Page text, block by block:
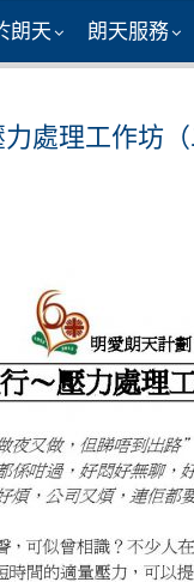
朗天 朗天服務
處理工作坊